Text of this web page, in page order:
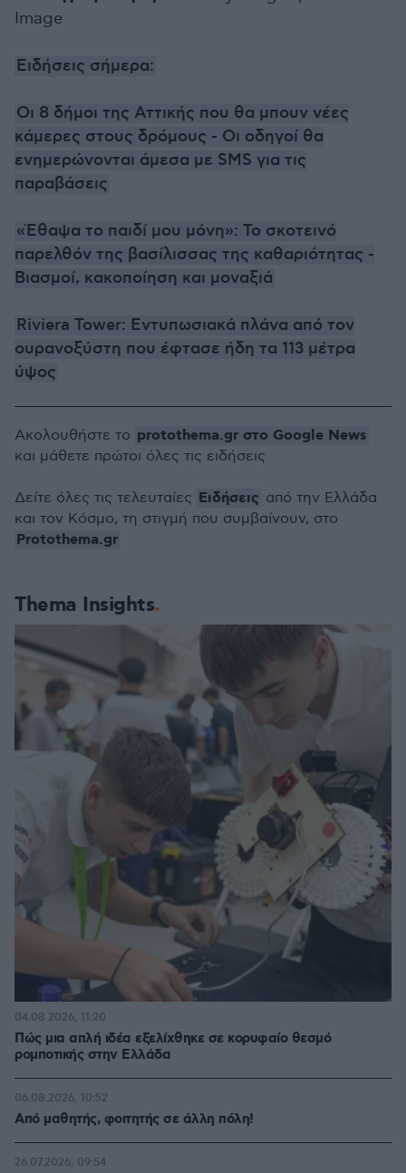
Image
Ειδήσεις σήμερα:
Οι 8 δήμοι της Αττικής που θα μπουν νέες
κάμερες στους δρόμους - Οι οδηγοί θα
ενημερώνονται άμεσα με SMS για τις
παραβάσεις
«Έθαψα το παιδί μου μόνη»: Το σκοτεινό
παρελθόν της βασίλισσας της καθαριότητας -
Bιασμοί, κακοποίηση και μοναξιά
Riviera Tower: Εντυπωσιακά πλάνα από τον
ουρανοξύστη που έφτασε ήδη τα 113 μέτρα
ύψος
Thema Insights
Πώς μια απλή ιδέα εξελίχθηκε σε κορυφαίο θεσμό
ρομποτικής στην Ελλάδα
04.08.2026, 11:20
Από μαθητής, φοιτητής σε άλλη πόλη!
06.08.2026, 10:52
26.07.2026, 09:54
Ακολουθήστε το protothema.gr στο Google News
και μάθετε πρώτοι όλες τις ειδήσεις
Δείτε όλες τις τελευταίες Ειδήσεις από την Ελλάδα
και τον Κόσμο, τη στιγμή που συμβαίνουν, στο
Protothema.gr